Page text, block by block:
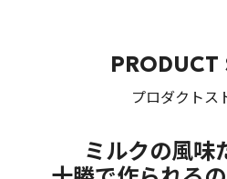
PRODUCT
プロダクトス
ミルクの風味